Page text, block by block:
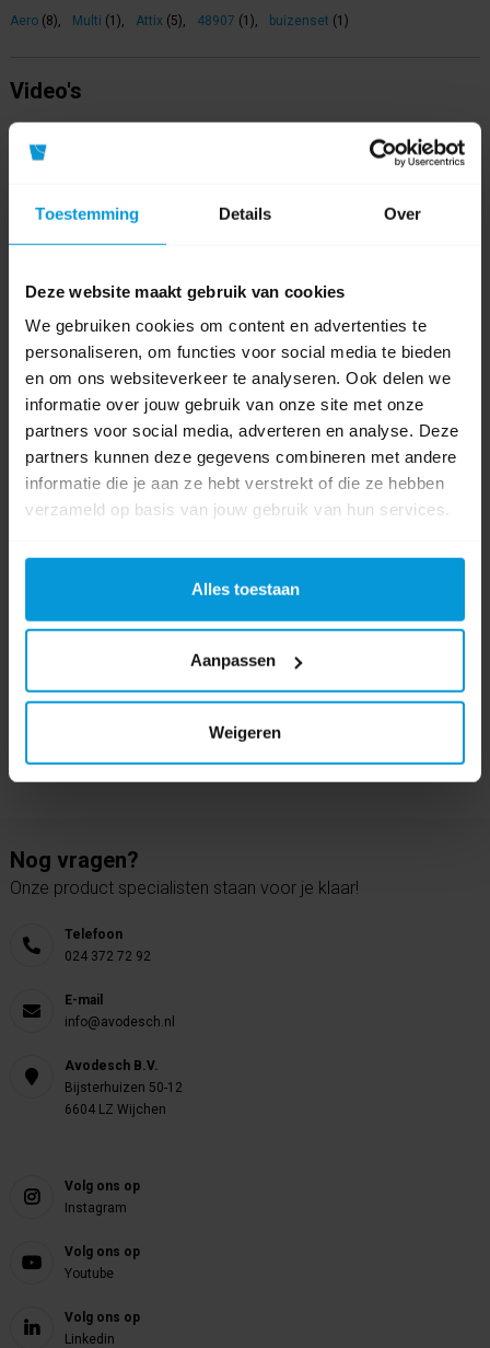
Toestemming Details Over
Deze website maakt gebruik van cookies
We gebruiken cookies om content en advertenties te
personaliseren, om functies voor social media te bieden
en om ons websiteverkeer te analyseren. Ook delen we
informatie over jouw gebruik van onze site met onze
partners voor social media, adverteren en analyse. Deze
partners kunnen deze gegevens combineren met andere
informatie die je aan ze hebt verstrekt of die ze hebben
verzameld op basis van jouw gebruik van hun services.
Alles toestaan
Aanpassen
Weigeren
Aero (8), Multi (1), Attix (5), 48907 (1), buizenset (1)
Video's
0 beoordeling(en)
Nog vragen?
Onze product specialisten staan voor je klaar!
Telefoon
024 372 72 92
E-mail
info@avodesch.nl
Avodesch B.V.
Bijsterhuizen 50-12
6604 LZ Wijchen
Volg ons op
Instagram
Volg ons op
Youtube
Volg ons op
Linkedin